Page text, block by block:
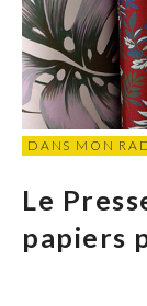
DANS MON
Le
papiers